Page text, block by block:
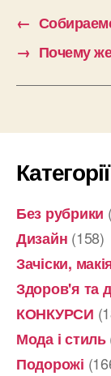
←
→ Почему
Категорії
Без рубрики
Дизайн (158)
Зачіски,
Здоров'я та
КОНКУРСИ
Мода і стиль
Подорожі